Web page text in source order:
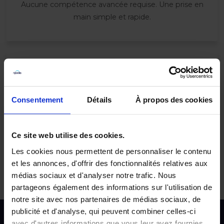
Consentement Détails À propos des cookies
Ce site web utilise des cookies.
Les cookies nous permettent de personnaliser le contenu
et les annonces, d'offrir des fonctionnalités relatives aux
médias sociaux et d'analyser notre trafic. Nous
partageons également des informations sur l'utilisation de
notre site avec nos partenaires de médias sociaux, de
publicité et d'analyse, qui peuvent combiner celles-ci
Aucune compétence avancée requise. Une prise en
main simple et rapide.
Suivi clair et centralisé
Remboursez les frais plus rapidement grâce à des
données structurées, prêtes à être traitées